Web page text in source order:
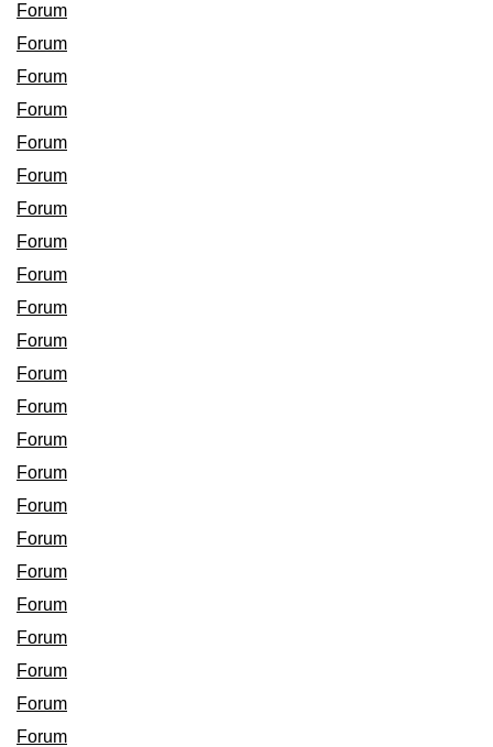
Forum
Forum
Forum
Forum
Forum
Forum
Forum
Forum
Forum
Forum
Forum
Forum
Forum
Forum
Forum
Forum
Forum
Forum
Forum
Forum
Forum
Forum
Forum